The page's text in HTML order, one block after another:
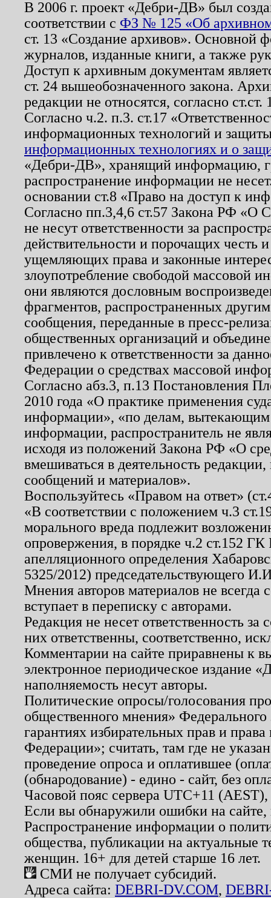
В 2006 г. проект «Дебри-ДВ» был
соответствии с ФЗ № 125 «Об
ст. 13 «Создание архивов». Основной
журналов, изданные книги, а также
Доступ к архивным документам
ст. 24 вышеобозначенного закона.
редакции не относятся, согласно
Согласно ч.2. п.3. ст.17
информационных технологий и
информационных технологиях и о
«Дебри-ДВ», хранящий информацию,
распространение информации не
основании ст.8 «Право на доступ к
Согласно пп.3,4,6 ст.57 Закона РФ «О
не несут ответственности за
действительности и порочащих честь
ущемляющих права и законные
злоупотребление свободой массовой
они являются дословным
фрагментов, распространенных
сообщения, переданные в пресс-
общественных организаций и
привлечено к ответственности за
Федерации о средствах массовой
Согласно абз.3, п.13 Постановления
2010 года «О практике применения
информации», «по делам, вытекающим
информации, распространитель не
исходя из положений Закона РФ «О
вмешиваться в деятельность
сообщений и материалов».
Воспользуйтесь «Правом на ответ»
«В соответствии с положением ч.3
морального вреда подлежит
опровержения, в порядке ч.2 ст.152
апелляционного определения
5325/2012) председательствующего
Мнения авторов материалов не
вступает в переписку с авторами.
Редакция не несет ответственность
них ответственны, соответственно,
Комментарии на сайте приравнены к
электронное периодическое издание
наполняемость несут авторы.
Политические опросы/голосования
общественного мнения»
гарантиях избирательных прав и
Федерации»; считать, там где не
проведение опроса и оплатившее
(обнародование) - едино - сайт, без
Часовой пояс сервера UTC+11
Если вы обнаружили ошибки на
Распространение информации о
общества, публикации на актуальные
женщин. 16+ для детей старше 16 лет.
СМИ не получает субсидий.
Адреса сайта: DEBRI-DV.COM,